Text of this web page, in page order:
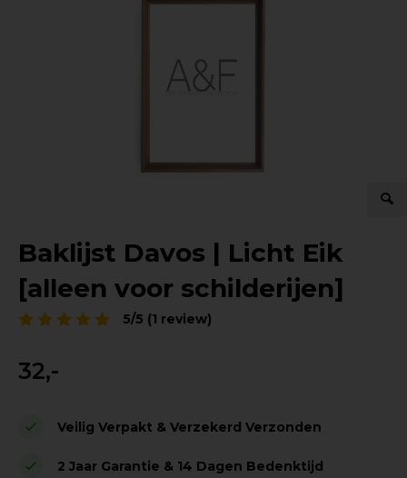
Baklijst Davos | Licht Eik
[alleen voor schilderijen]
5/5 (1 review)
32,-
Veilig Verpakt & Verzekerd Verzonden
2 Jaar Garantie & 14 Dagen Bedenktijd